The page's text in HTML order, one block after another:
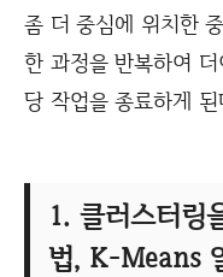
좀 더 중심에 위치한
한 과정을 반복하여
당 작업을 종료하게 된
1. 클러스터링
법, K-Means